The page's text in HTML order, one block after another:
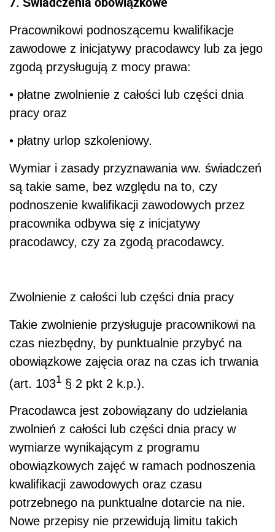
Pracownikowi podnoszącemu kwalifikacje
zawodowe z inicjatywy pracodawcy lub za jego
zgodą przysługują z mocy prawa:
• płatne zwolnienie z całości lub części dnia
pracy oraz
• płatny urlop szkoleniowy.
Wymiar i zasady przyznawania ww. świadczeń
są takie same, bez względu na to, czy
podnoszenie kwalifikacji zawodowych przez
pracownika odbywa się z inicjatywy
pracodawcy, czy za zgodą pracodawcy.
Zwolnienie z całości lub części dnia pracy
Takie zwolnienie przysługuje pracownikowi na
czas niezbędny, by punktualnie przybyć na
obowiązkowe zajęcia oraz na czas ich trwania
(art. 1031 § 2 pkt 2 k.p.).
Pracodawca jest zobowiązany do udzielania
zwolnień z całości lub części dnia pracy w
wymiarze wynikającym z programu
obowiązkowych zajęć w ramach podnoszenia
kwalifikacji zawodowych oraz czasu
potrzebnego na punktualne dotarcie na nie.
Nowe przepisy nie przewidują limitu takich